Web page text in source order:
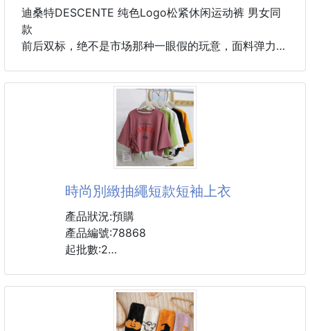
热气，即使在闷热的三伏天，双腿也
迪桑特DESCENTE 纯色Logo松紧休闲运动裤 男女同
款
前后双标，绝不是市场那种一眼假的玩意，面料弹力很
市场上通用的聚酯纤维，拥有超强的吸湿排汗功能，能
在你挥洒汗水的瞬间，迅速将汗水导出，让你时刻保持
干爽舒适，毫无黏腻之感。其面料丝滑而又富有弹性，
完美贴合你的身体曲线，让你的每一个动作都流畅自
如，毫无束缚。一上身凉意瞬间袭来，仿佛给双腿敷上
是一绝，跑步、健身时大汗淋漓，几分钟裤子就干爽如
初，完全没有黏腻感 。而且透气性能超强，时刻排出
热气，即使在闷热的三伏天，双腿也
時尚別緻抽繩短款短袖上衣
產品狀況:預購
產品編號:78868
起批數:2
顏色：黑、綠、粉、白、橘
材質：化纖類混紡